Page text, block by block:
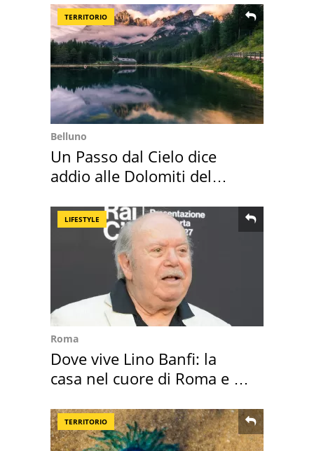
TERRITORIO
Belluno
Un Passo dal Cielo dice
addio alle Dolomiti del
LIFESTYLE
Roma
Dove vive Lino Banfi: la
casa nel cuore di Roma e i
TERRITORIO